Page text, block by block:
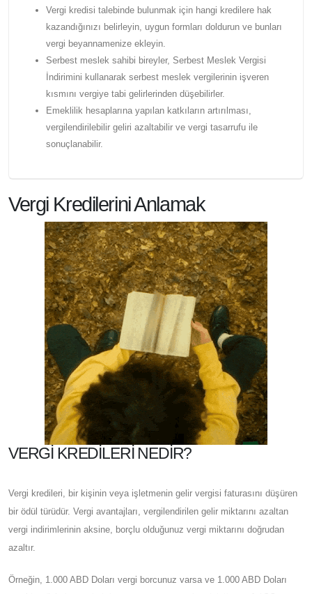
Vergi kredisi talebinde bulunmak için hangi kredilere hak
kazandığınızı belirleyin, uygun formları doldurun ve bunları
vergi beyannamenize ekleyin.
Serbest meslek sahibi bireyler, Serbest Meslek Vergisi
İndirimini kullanarak serbest meslek vergilerinin işveren
kısmını vergiye tabi gelirlerinden düşebilirler.
Emeklilik hesaplarına yapılan katkıların artırılması,
vergilendirilebilir geliri azaltabilir ve vergi tasarrufu ile
sonuçlanabilir.
Vergi Kredilerini Anlamak
VERGI KREDILERI NEDIR?
Vergi kredileri, bir kişinin veya işletmenin gelir vergisi faturasını düşüren
bir ödül türüdür. Vergi avantajları, vergilendirilen gelir miktarını azaltan
vergi indirimlerinin aksine, borçlu olduğunuz vergi miktarını doğrudan
azaltır.
Örneğin, 1.000 ABD Doları vergi borcunuz varsa ve 1.000 ABD Doları